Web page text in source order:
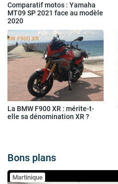
Comparatif motos : Yamaha
MT09 SP 2021 face au modèle
2020
La BMW F900 XR : mérite-t-
elle sa dénomination XR ?
Bons plans
Martinique